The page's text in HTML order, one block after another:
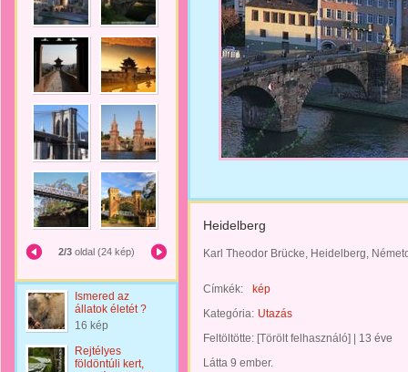
2/3 oldal (24 kép)
Ismered az
állatok életét ?
16 kép
Rejtélyes
földöntúli kert,
Heidelberg
Karl Theodor Brücke, Heidelberg,
Címkék:
kép
Kategória: Utazás
Feltöltötte: [Törölt felhasználó]
13 éve
Látta 9 ember.